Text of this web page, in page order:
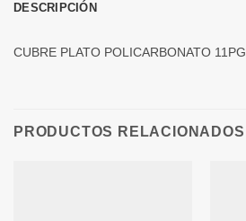
DESCRIPCIÓN
CUBRE PLATO POLICARBONATO 11PG
PRODUCTOS RELACIONADOS